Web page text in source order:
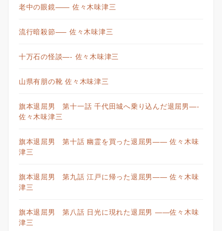
老中の眼鏡—— 佐々木味津三
流行暗殺節—– 佐々木味津三
十万石の怪談—- 佐々木味津三
山県有朋の靴 佐々木味津三
旗本退屈男 第十一話 千代田城へ乗り込んだ退屈男—-
佐々木味津三
旗本退屈男 第十話 幽霊を買った退屈男—— 佐々木味
津三
旗本退屈男 第九話 江戸に帰った退屈男—— 佐々木味
津三
旗本退屈男 第八話 日光に現れた退屈男 ——佐々木味
津三